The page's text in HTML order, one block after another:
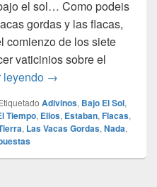
el sol… Como podeis
gordas y las flacas,
comienzo de los siete
vaticinios sobre el
leyendo cuando las vacas
→
Adivinos, Bajo El Sol,
Tiempo, Ellos, Estaban, Flacas,
, Las Vacas Gordas, Nada,